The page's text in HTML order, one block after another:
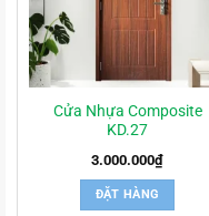
Cửa Nhựa Composite
KD.27
3.000.000₫
ĐẶT HÀNG